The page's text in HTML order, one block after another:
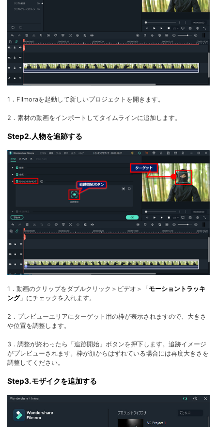
1．Filmoraを起動して新しいプロジェクトを開きます。
2．素材の動画をインポートしてタイムラインに追加します。
Step2.人物を追跡する
1．動画のクリップをダブルクリック＞ビデオ＞「 モーショントラッキ
ング」にチェックを入れます。
2．プレビューエリアにターゲット用の枠が表示されますので、大きさ
や位置を調整します。
3．調整が終わったら「追跡開始」ボタンを押下します。追跡イメージ
がプレビューされます。枠が顔からはずれている場合には再度大きさを
調整してください。
Step3.モザイクを追加する